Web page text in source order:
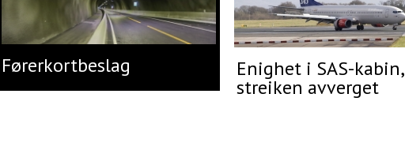
Førerkortbeslag Enighet i SAS-kabin,
streiken avverget